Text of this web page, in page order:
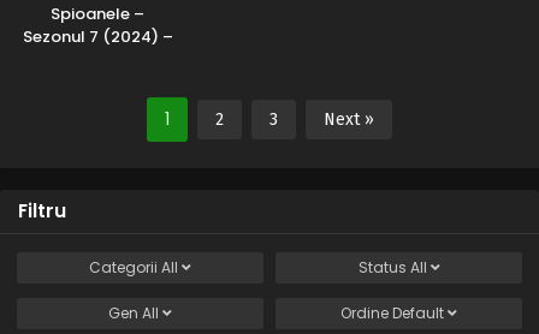
Spioanele –
Sezonul 7 (2024) –
1 2 3 Next »
Filtru
Categorii All Status All
Gen All Ordine Default